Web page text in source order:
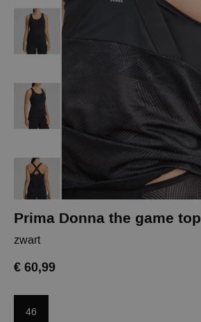
Prima Donna the game top
zwart
€ 60,99
46